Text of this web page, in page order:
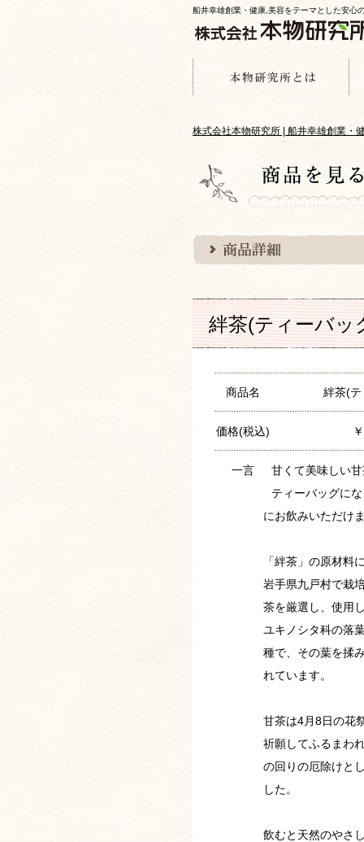
船井幸雄創業・健康,美容をテーマとした安心
株式会社本物研究所 | 船井幸雄創業・
絆茶(ティーバッ
商品名 絆茶(
価格(税込)
一言
甘くて美味しい
ティーバッグに
にお飲みいただけ
「絆茶」の原材料
岩手県九戸村で栽
茶を厳選し、使用
ユキノシタ科の落
種で、その葉を揉
れています。
甘茶は4月8日の花
祈願してふるまわ
の回りの厄除けと
した。
飲むと天然のやさ